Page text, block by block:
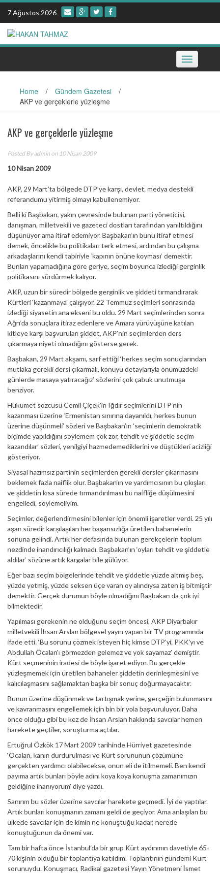
Skip
content
7 Ağustos 2026
Toggle
navigation
Home / Gündem Gazetesi
/
AKP ve gerçeklerle yüzleşme
AKP ve gerçeklerle yüzleşme
Posted Byadmin on 10 Nisan 2009
10 Nisan 2009
AKP, 29 Mart’ta bölgede DTP’ye karşı, devlet, medya destekli
referandumu yitirmiş olmayı kabullenemiyor.
Belli ki Başbakan, yakın çevresinde bulunan parti yöneticisi,
danışman, milletvekili ve gazeteci dostları tarafından yanıltıldığını
düşünüyor ama itiraf edemiyor. Başbakan’ın bunu itiraf etmesi
demek, öncelikle bu politikaları terk etmesi, ardından bu çalışma
arkadaşlarını kendi tabiriyle ‘kapının önüne koyması’ demektir.
Bunları yapamadığına göre geriye, seçim boyunca izlediği gerginlik
politikasını sürdürmek kalıyor.
AKP, uzun bir süredir bölgede gerginlik ve şiddeti tırmandırarak
Kürtleri ‘kazanmaya’ çalışıyor. 22 Temmuz seçimleri sonrasında
izlediği siyasetin ana ekseni bu oldu. 29 Mart seçimlerinden sonra
Ağrı’da sonuçlara itiraz edenlere ve Amara yürüyüşüne katılan
kitleye karşı başvurulan şiddet, AKP’nin seçimlerden ders
çıkarmaya niyeti olmadığını gösterse gerek.
Başbakan, 29 Mart akşamı, sarf ettiği ‘herkes seçim sonuçlarından
mutlaka gerekli dersi çıkarmalı, konuyu detaylarıyla önümüzdeki
günlerde masaya yatıracağız’ sözlerini çok çabuk unutmuşa
benziyor.
Hükümet sözcüsü Cemil Çiçek’in Iğdır seçimlerini DTP’nin
kazanması üzerine ‘Ermenistan sınırına dayanıldı, herkes bunun
üzerine düşünmeli’ sözleri ve Başbakan’ın ‘seçimlerin demokratik
biçimde yapıldığını söylemem çok zor, tehdit ve şiddetle seçim
kazandılar’ sözleri, yenilgiyi hazmedemediklerini ve düştükleri acizliği
gösteriyor.
Siyasal hazımsız partinin seçimlerden gerekli dersler çıkarmasını
beklemek fazla naiflik olur. Başbakan’ın ve yardımcısının bu çıkışları
ve şiddetin kısa sürede tırmandırılması bu naifliğe düşülmesini
engelledi, söylemeliyim.
Seçimler, değerlendirmesini bilenler için önemli işaretler verdi. 25 yılı
aşan süredir karşılaşılan her başarısızlığa üretilen bahanelerin
sonuna gelindi. Artık her defasında bulunan gerekçelerin toplum
nezdinde inandırıcılığı kalmadı. Başbakan’ın ‘oyları tehdit ve şiddetle
aldılar’ sözüne artık kargalar bile gülüyor.
Eğer bazı seçim bölgelerinde tehdit ve şiddetle yüzde altmış beş,
yüzde yetmiş, yüzde seksen üçe varan oy alındıysa zaten iş bitmiştir
demektir. Gerçek durumun böyle olmadığını Başbakan da çok iyi
bilmektedir.
Yapılması gerekenin ne olduğunu seçim öncesi, AKP Diyarbakır
milletvekili İhsan Arslan bölgesel yayın yapan bir TV programında
ifade etti. ‘Bu sorunu çözmek isteyen hiç kimse DTP’yi, PKK’yı ve
Abdullah Öcalan’ı görmezden gelemez ve yok sayamaz’ demiştir.
Kürt seçmeninin iradesi de böyle işaret ediyor. Bu gerçekle
yüzleşmemek için üretilen bahaneler şiddetin derinleşmesini ve
kalıcılaşmasını sağlamaktan başka bir sonuç doğurmayacaktır.
Bunun üzerine düşünmek ve tartışmak yerine, gerçeğin bulunmasını
ve kavranmasını engellemek için bin bir yola başvuruluyor. Daha
önce olduğu gibi bu kez de İhsan Arslan hakkında savcılar hemen
harekete geçtiler, soruşturma açtılar.
Ertuğrul Özkök 17 Mart 2009 tarihinde Hürriyet gazetesinde
‘Öcalan, kanın durdurulması ve Kürt sorununun çözümüne
gerçekten yardımcı olabilecekse, onun eli de itilmemeli. Ben kendi
payıma artık bunları böyle adını koya koya konuşma zamanımızın
geldiğine inanıyorum’ diye yazdı.
Sanırım bu sözler üzerine savcılar harekete geçmedi. İyi de yaptılar.
Artık bunları konuşmanın zamanı geldi de geçiyor. Ama anlaşılan bu
ülkede savcılar için de kimin ne konuştuğu kadar, nerede
konuştuğunun da önemi var.
Tam bir hafta önce İstanbul’da bir grup Kürt aydınının davetiyle 65-
70 kişinin olduğu bir toplantıya katıldım. Toplantının gündemi Kürt
sorunuydu. Konuşmacı, Radikal gazetesi Yayın Yönetmeni İsmet